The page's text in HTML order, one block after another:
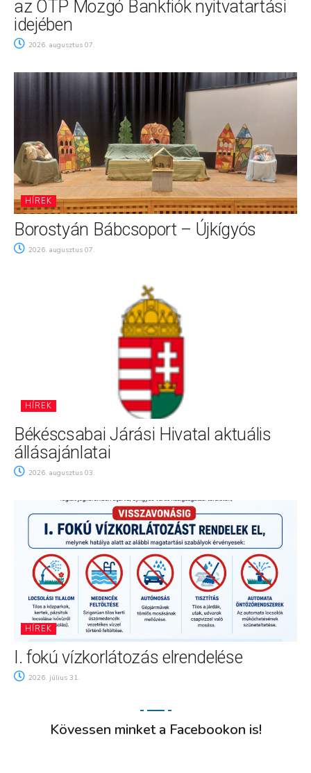
az OTP Mozgó Bankfiók nyitvatartási
idejében
2026. augusztus 07.
HÍREK
Borostyán Bábcsoport – Újkígyós
2026. augusztus 07.
HÍREK
Békéscsabai Járási Hivatal aktuális
állásajánlatai
2026. augusztus 03.
HÍREK
I. fokú vízkorlátozás elrendelése
2026. július 31.
Kövessen minket a Facebookon is!